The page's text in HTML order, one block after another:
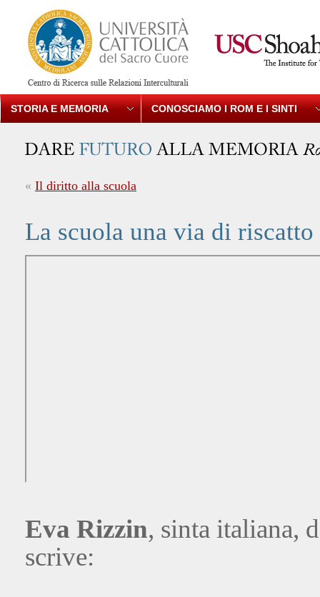
STORIA E MEMORIA CONOSCIAMO I ROM E I SINTI
« Il diritto alla scuola
La scuola una via di riscatto
Eva Rizzin, sinta italiana,
scrive: